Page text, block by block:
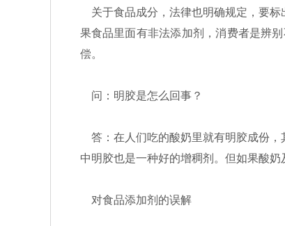
关于食品成分，法律也明确规定，要标
果食品里面有非法添加剂，消费者是辨
偿。
问：明胶是怎么回事？
答：在人们吃的酸奶里就有明胶成份，
中明胶也是一种好的增稠剂。但如果酸
对食品添加剂的误解